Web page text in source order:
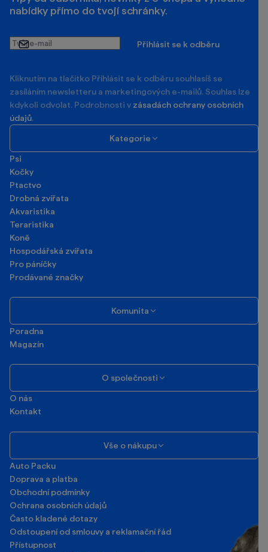
nabídky přímo do tvojí schránky.
Tvůj
e-
Přihlásit se k odběru
Kliknutím na tlačítko Příhlásit se k odběru souhlasíš se
zasíláním newsletteru a marketingových e-mailů. Souhlas lze
kdykoli odvolat. Podrobnosti v zásadách ochrany osobních
údajů.
Kategorie
Psi
Kočky
Ptactvo
Drobná zvířata
Akvaristika
Teraristika
Koně
Hospodářská zvířata
Pro páníčky
Prodávané značky
Komunita
Poradna
Magazín
O společnosti
O nás
Kontakt
Vše o nákupu
Auto Packu
Doprava a platba
Obchodní podmínky
Ochrana osobních údajů
Často kladené dotazy
Odstoupení od smlouvy a reklamační řád
Přístupnost